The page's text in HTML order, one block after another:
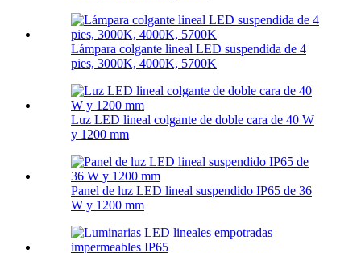
Lámpara colgante lineal LED suspendida de 4
pies, 3000K, 4000K, 5700K
Luz LED lineal colgante de doble cara de 40 W
y 1200 mm
Panel de luz LED lineal suspendido IP65 de 36
W y 1200 mm